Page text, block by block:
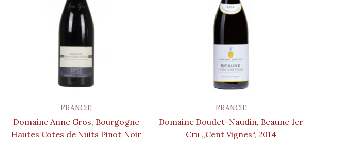
FRANCIE
Domaine Anne Gros, Bourgogne
Hautes Cotes de Nuits Pinot Noir
FRANCIE
Domaine Doudet-Naudin, Beaune 1er
Cru „Cent Vignes“, 2014